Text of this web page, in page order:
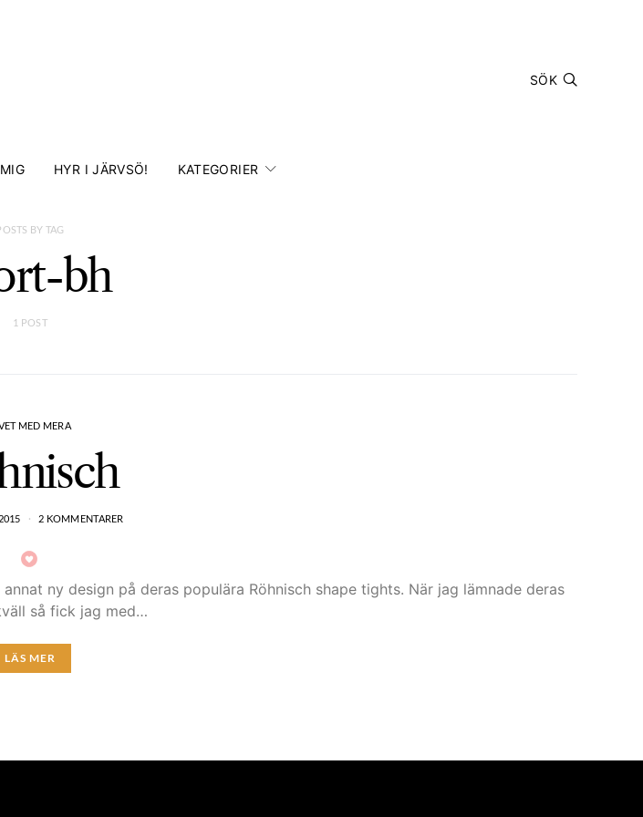
SÖK
HYR I JÄRVSÖ! KATEGORIER
BY TAG
bh
1 POST
MED MERA
2 KOMMENTARER
ny design på deras populära Röhnisch shape tights. När jag lämnade deras
så fick jag med…
LÄS MER